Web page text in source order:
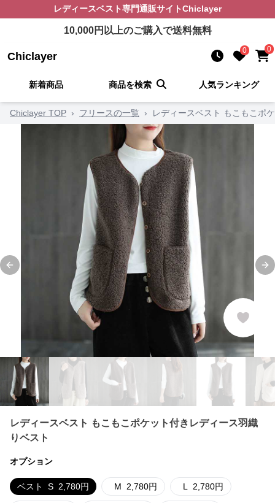
レディースベスト専門通販サイトChiclayer
10,000円以上のご購入で送料無料
Chiclayer 0 0
新着商品 商品を検索 人気ランキング
Chiclayer TOP › フリースの一覧 › レディースベスト もこもこポ
Previous slide
レディースベスト もこもこポケット付きレディース羽織
りベスト
オプション
ベスト S 2,780円 M 2,780円 L 2,780円